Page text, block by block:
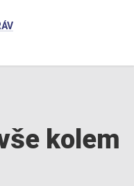
kolem